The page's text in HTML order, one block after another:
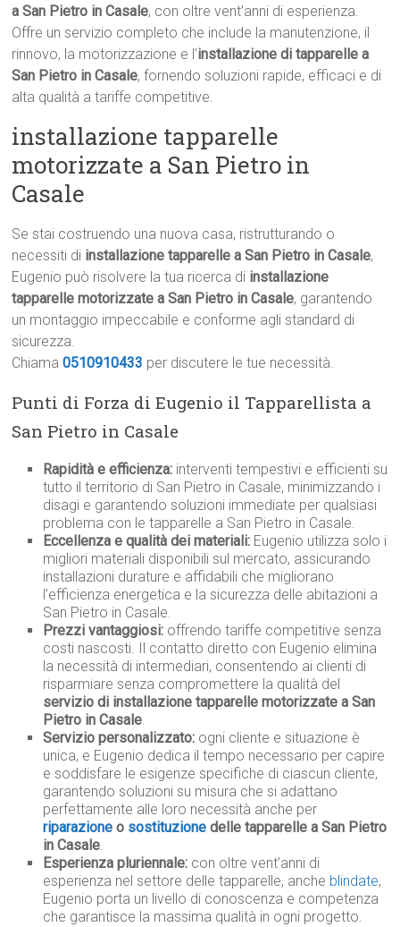
a San Pietro in Casale, con oltre vent’anni di esperienza.
Offre un servizio completo che include la manutenzione, il
rinnovo, la motorizzazione e l’installazione di tapparelle a
San Pietro in Casale, fornendo soluzioni rapide, efficaci e di
alta qualità a tariffe competitive.
installazione tapparelle
motorizzate a San Pietro in
Casale
Se stai costruendo una nuova casa, ristrutturando o
necessiti di installazione tapparelle a San Pietro in Casale,
Eugenio può risolvere la tua ricerca di installazione
tapparelle motorizzate a San Pietro in Casale, garantendo
un montaggio impeccabile e conforme agli standard di
sicurezza.
Chiama0510910433 per discutere le tue necessità.
Punti di Forza di Eugenio il Tapparellista a
San Pietro in Casale
Rapidità e efficienza: interventi tempestivi e efficienti su
tutto il territorio di San Pietro in Casale, minimizzando i
disagi e garantendo soluzioni immediate per qualsiasi
problema con le tapparelle a San Pietro in Casale.
Eccellenza e qualità dei materiali: Eugenio utilizza solo i
migliori materiali disponibili sul mercato, assicurando
installazioni durature e affidabili che migliorano
l’efficienza energetica e la sicurezza delle abitazioni a
San Pietro in Casale.
Prezzi vantaggiosi: offrendo tariffe competitive senza
costi nascosti. Il contatto diretto con Eugenio elimina
la necessità di intermediari, consentendo ai clienti di
risparmiare senza compromettere la qualità del
servizio di installazione tapparelle motorizzate a San
Pietro in Casale.
Servizio personalizzato: ogni cliente e situazione è
unica, e Eugenio dedica il tempo necessario per capire
e soddisfare le esigenze specifiche di ciascun cliente,
garantendo soluzioni su misura che si adattano
perfettamente alle loro necessità anche per
riparazione o sostituzione delle tapparelle a San Pietro
in Casale.
Esperienza pluriennale: con oltre vent’anni di
esperienza nel settore delle tapparelle, anche blindate,
Eugenio porta un livello di conoscenza e competenza
che garantisce la massima qualità in ogni progetto.